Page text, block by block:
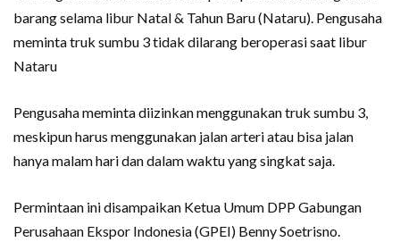
barang selama libur Natal & Tahun Baru (Nataru). Pengusaha
meminta truk sumbu 3 tidak dilarang beroperasi saat libur
Nataru
Pengusaha meminta diizinkan menggunakan truk sumbu 3,
meskipun harus menggunakan jalan arteri atau bisa jalan
hanya malam hari dan dalam waktu yang singkat saja.
Permintaan ini disampaikan Ketua Umum DPP Gabungan
Perusahaan Ekspor Indonesia (GPEI) Benny Soetrisno.